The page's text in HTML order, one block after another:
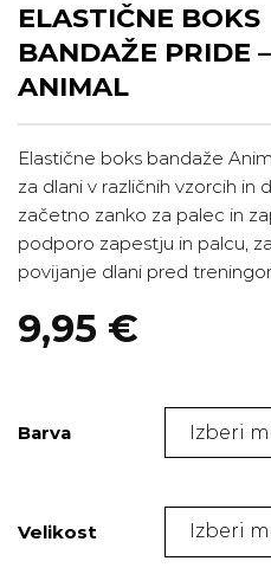
ELASTIČNE BOKS
BANDAŽE PRIDE –
ANIMAL
Elastične boks bandaže
za dlani v različnih vzorcih in
začetno zanko za palec in
podporo zapestju in palcu,
povijanje dlani pred
9,95 €
Barva
Velikost